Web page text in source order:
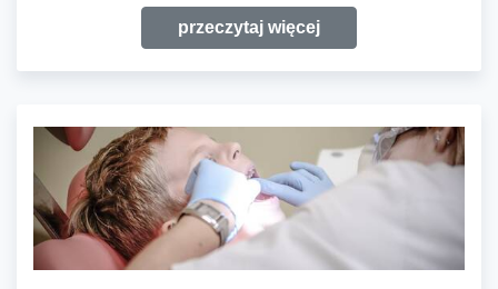
przeczytaj więcej